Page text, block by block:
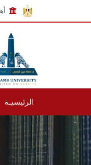
الرئيسيـة